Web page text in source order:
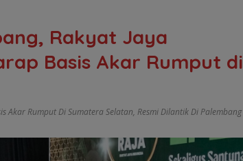
Rakyat Jaya
Basis Akar Rumput di
Akar Rumput Di Sumatera Selatan, Resmi Dilantik Di Palembang